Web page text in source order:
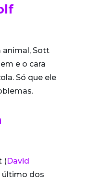
Sott
e o cara
Só que ele
(David
último dos